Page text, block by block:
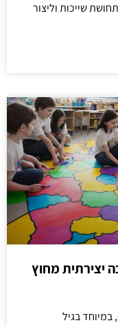
שייכות וליצור
יצירתית מחוץ
במיוחד בגיל